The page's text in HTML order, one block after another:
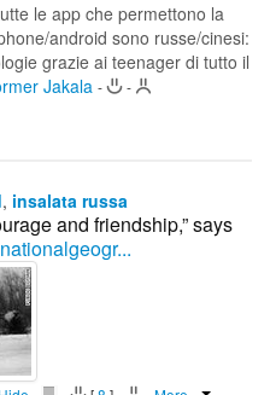
le app che permettono la
android sono russe/cinesi:
grazie ai teenager di tutto il
Jakala - -
, insalata russa
and friendship,” says